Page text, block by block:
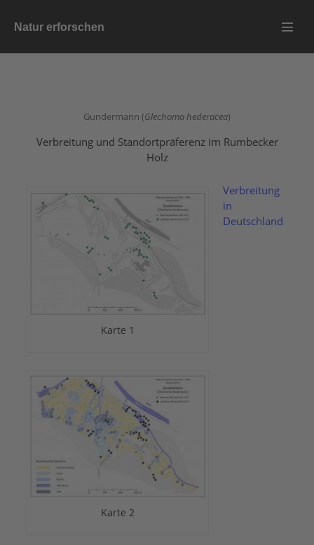
InhaltNatur erforschen
Gundermann (Glechoma hederacea)
Verbreitung und Standortpräferenz im Rumbecker
Holz
Karte 1
Karte 2
Verbreitung
in
Deutschland